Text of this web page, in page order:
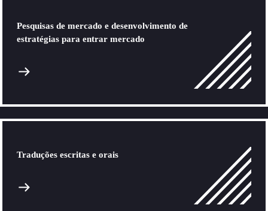
Pesquisas de mercado e desenvolvimento de
estratégias para entrar mercado
Traduções escritas e orais